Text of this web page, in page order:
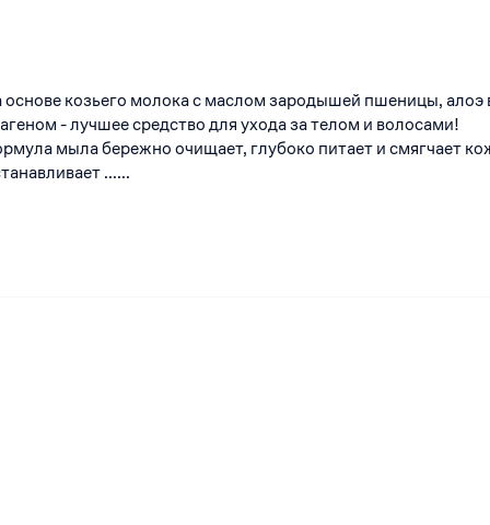
основе козьего молока с маслом зародышей пшеницы, алоэ
- лучшее средство для ухода за телом и волосами!
мыла бережно очищает, глубоко питает и смягчает
......